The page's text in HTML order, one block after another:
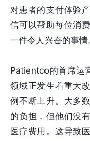
对患者的支付体验
信可以帮助每位消
一件令人兴奋的事情
Patientco的首席运
领域正发生着重大
例不断上升。大多
的负担，但他们没
医疗费用。这导致